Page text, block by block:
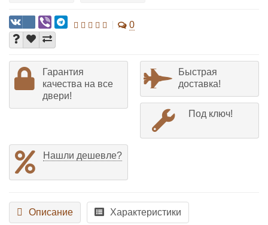
0
Гарантия
качества на все
двери!
Быстрая
доставка!
Под ключ!
Нашли дешевле?
Описание Характеристики